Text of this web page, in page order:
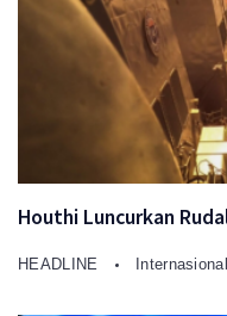
Houthi Luncurkan
HEADLINE Internasional